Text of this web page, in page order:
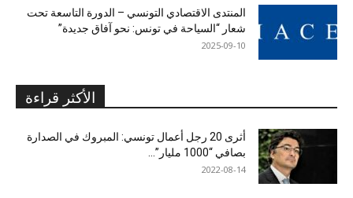
المنتدى الاقتصادي التونسي – الدورة التاسعة تحت
شعار “السياحة في تونس: نحو آفاق جديدة”
2025-09-10
الأكثر قراءة
أثرى 20 رجل أعمال تونسي: المبروك في الصدارة
بصافي “1000 مليار”...
2022-08-14